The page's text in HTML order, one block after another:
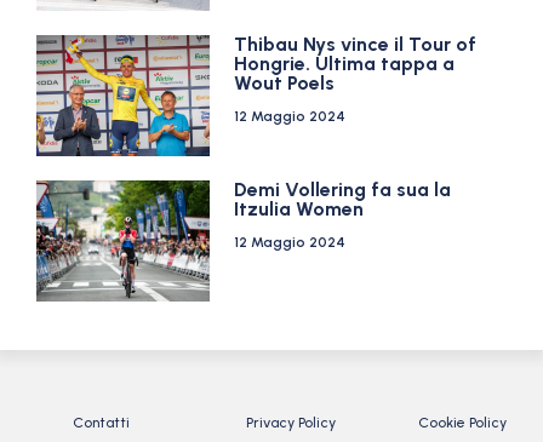
Thibau Nys vince il Tour of
Hongrie. Ultima tappa a
Wout Poels
12 Maggio 2024
Demi Vollering fa sua la
Itzulia Women
12 Maggio 2024
Contatti Privacy Policy Cookie Policy